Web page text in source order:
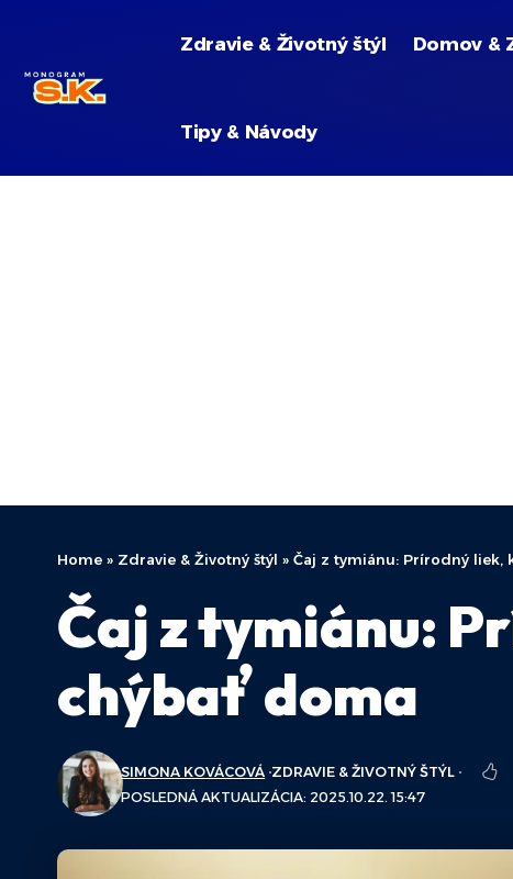
Zdravie & Životný štýl Domov &
Tipy & Návody
Home » Zdravie & Životný štýl » Čaj z tymiánu: Prírodný liek,
Čaj z tymiánu:
chýbať doma
POSLEDNÁ AKTUALIZÁCIA: 2025.10.22. 15:47
SIMONA KOVÁCOVÁ ZDRAVIE & ŽIVOTNÝ ŠTÝL